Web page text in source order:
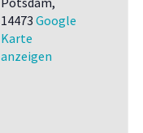
14473 Google
Karte
anzeigen